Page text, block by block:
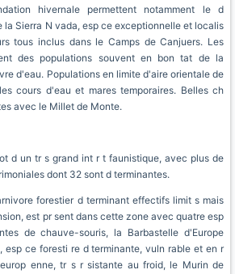
hivernale permettent notamment le d
la Sierra N vada, esp ce exceptionnelle et localis
tous inclus dans le Camps de Canjuers. Les
des populations souvent en bon tat de la
d'eau. Populations en limite d'aire orientale de
cours d'eau et mares temporaires. Belles ch
avec le Millet de Monte.
d un tr s grand int r t faunistique, avec plus de
dont 32 sont d terminantes.
forestier d terminant effectifs limit s mais
est pr sent dans cette zone avec quatre esp
de chauve-souris, la Barbastelle d'Europe
esp ce foresti re d terminante, vuln rable et en r
enne, tr s r sistante au froid, le Murin de